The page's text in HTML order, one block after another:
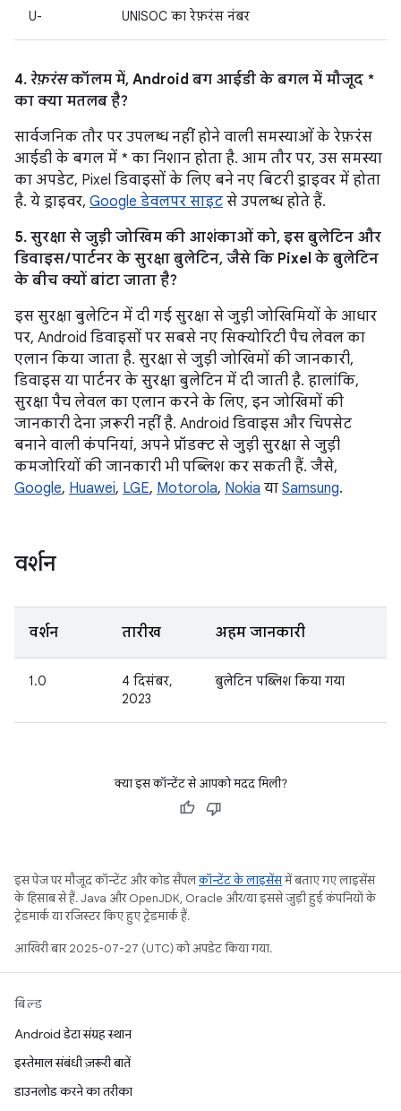
U- UNISOC का रेफ़रंस नंबर
4. रेफ़रंसकॉलम में, Android बग आईडी के बगल में मौजूद *
का क्या मतलब है?
सार्वजनिक तौर पर उपलब्ध नहीं होने वाली समस्याओं के रेफ़रंस
आईडी के बगल में * का निशान होता है. आम तौर पर, उस समस्या
का अपडेट, Pixel डिवाइसों के लिए बने नए बिटरी ड्राइवर में होता
है. ये ड्राइवर, Google डेवलपर साइट से उपलब्ध होते हैं.
5. सुरक्षा से जुड़ी जोखिम की आशंकाओं को, इस बुलेटिन और
डिवाइस / पार्टनर के सुरक्षा बुलेटिन, जैसे कि Pixel के बुलेटिन
के बीच क्यों बांटा जाता है?
इस सुरक्षा बुलेटिन में दी गई सुरक्षा से जुड़ी जोखिमियों के आधार
पर, Android डिवाइसों पर सबसे नए सिक्योरिटी पैच लेवल का
एलान किया जाता है. सुरक्षा से जुड़ी जोखिमों की जानकारी,
डिवाइस या पार्टनर के सुरक्षा बुलेटिन में दी जाती है. हालांकि,
सुरक्षा पैच लेवल का एलान करने के लिए, इन जोखिमों की
जानकारी देना ज़रूरी नहीं है. Android डिवाइस और चिपसेट
बनाने वाली कंपनियां, अपने प्रॉडक्ट से जुड़ी सुरक्षा से जुड़ी
कमजोरियों की जानकारी भी पब्लिश कर सकती हैं. जैसे,
Google, Huawei, LGE, Motorola, Nokia या Samsung.
वर्शन
वर्शन तारीख अहम जानकारी
1.0
4 दिसंबर,
2023
बुलेटिन पब्लिश किया गया
क्या इस कॉन्टेंट से आपको मदद मिली?
इस पेज पर मौजूद कॉन्टेंट और कोड सैंपलकॉन्टेंट के लाइसेंसमें बताए गए लाइसेंस
के हिसाब से हैं. Java और OpenJDK, Oracle और/या इससे जुड़ी हुई कंपनियों के
ट्रेडमार्क या रजिस्टर किए हुए ट्रेडमार्क हैं.
आखिरी बार 2025-07-27 (UTC) को अपडेट किया गया.
बिल्ड
Android डेटा संग्रह स्थान
इस्तेमाल संबंधी ज़रूरी बातें
डाउनलोड करने का तरीका